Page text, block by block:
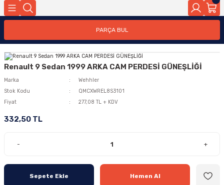
PARÇA BUL
Renault 9 Sedan 1999 ARKA CAM PERDESİ GÜNEŞLİĞİ
Marka
Wehhler
Stok Kodu
QMCXWREL8S3101
Fiyat
277,08 TL + KDV
332,50 TL
- +
Sepete Ekle Hemen Al